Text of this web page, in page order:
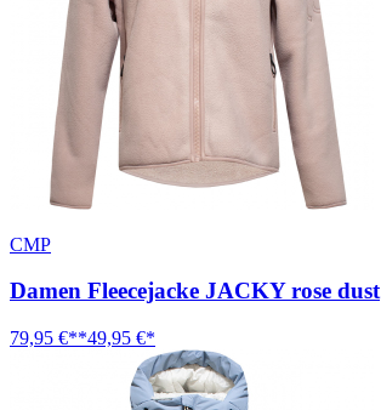
CMP
Damen Fleecejacke JACKY rose dust
79,95 €**49,95 €*